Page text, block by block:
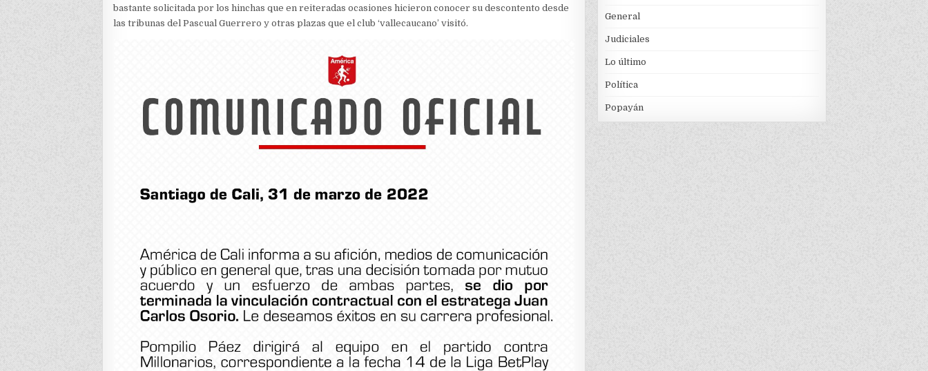
bastante solicitada por los hinchas que en reiteradas ocasiones hicieron conocer su descontento desde
las tribunas del Pascual Guerrero y otras plazas que el club ‘vallecaucano’ visitó.
General
Judiciales
Lo último
Política
Popayán